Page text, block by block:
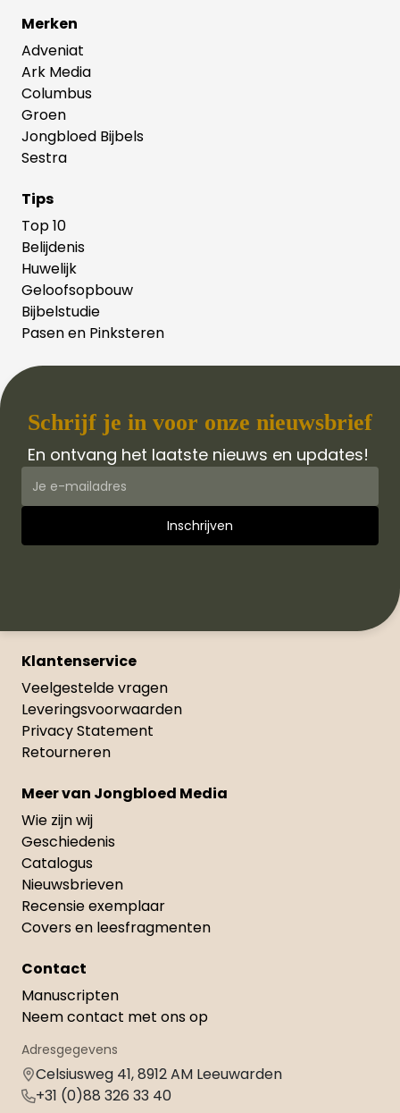
Merken
Adveniat
Ark Media
Columbus
Groen
Jongbloed Bijbels
Sestra
Tips
Top 10
Belijdenis
Huwelijk
Geloofsopbouw
Bijbelstudie
Pasen en Pinksteren
Schrijf je in voor onze nieuwsbrief
En ontvang het laatste nieuws en updates!
Klantenservice
Veelgestelde vragen
Leveringsvoorwaarden
Privacy Statement
Retourneren
Meer van Jongbloed Media
Wie zijn wij
Geschiedenis
Catalogus
Nieuwsbrieven
Recensie exemplaar
Covers en leesfragmenten
Contact
Manuscripten
Neem contact met ons op
Adresgegevens
Celsiusweg 41, 8912 AM Leeuwarden
+31 (0)88 326 33 40